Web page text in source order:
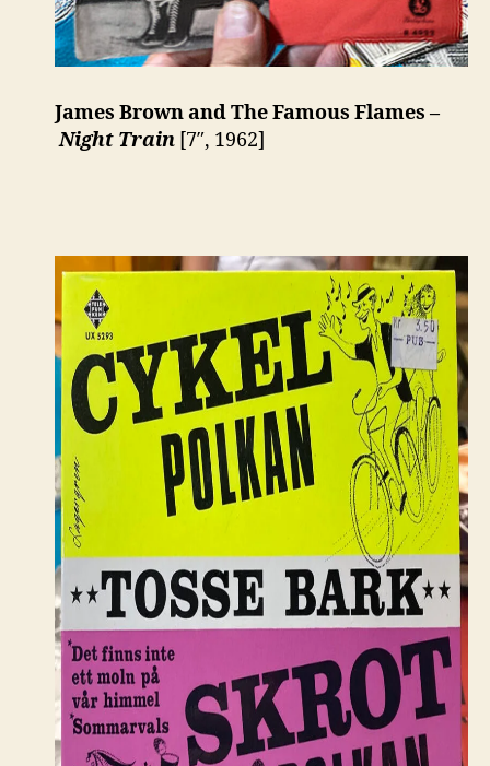
James Brown and The Famous Flames –
Night Train [7″, 1962]